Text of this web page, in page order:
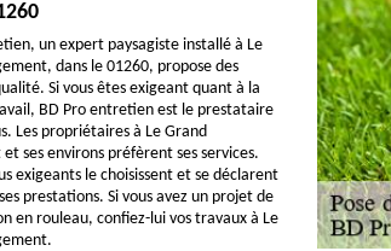
un expert paysagiste installé à Le
dans le 01260, propose des
Si vous êtes exigeant quant à la
BD Pro entretien est le prestataire
Les propriétaires à Le Grand
ses environs préfèrent ses services.
exigeants le choisissent et se déclarent
prestations. Si vous avez un projet de
en rouleau, confiez-lui vos travaux à Le